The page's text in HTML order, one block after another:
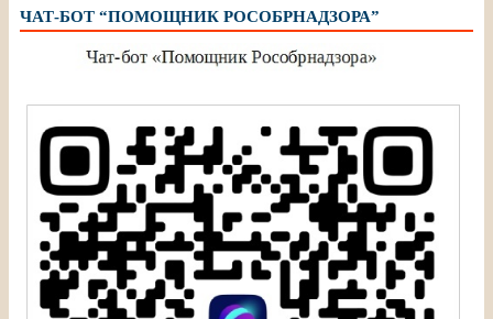
ЧАТ-БОТ “ПОМОЩНИК РОСОБРНАДЗОРА”